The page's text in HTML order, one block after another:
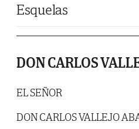
Esquelas
DON CARLOS
EL SEÑOR
DON CARLOS VALLEJO